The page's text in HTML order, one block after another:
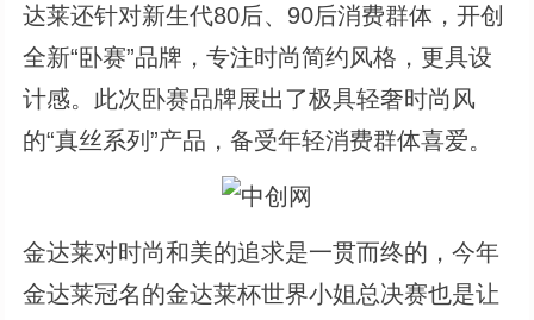
达莱还针对新生代80后、90后消费群体，开创
全新“卧赛”品牌，专注时尚简约风格，更具设
计感。此次卧赛品牌展出了极具轻奢时尚风
的“真丝系列”产品，备受年轻消费群体喜爱。
金达莱对时尚和美的追求是一贯而终的，今年
金达莱冠名的金达莱杯世界小姐总决赛也是让